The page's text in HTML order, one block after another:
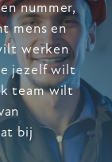
nummer,
mens en
werken
jezelf wilt
team wilt
bij